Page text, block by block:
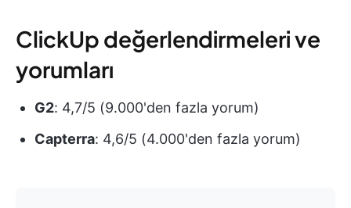
ClickUp değerlendirmeleri ve
yorumları
G2: 4,7/5 (9.000'den fazla yorum)
Capterra: 4,6/5 (4.000'den fazla yorum)